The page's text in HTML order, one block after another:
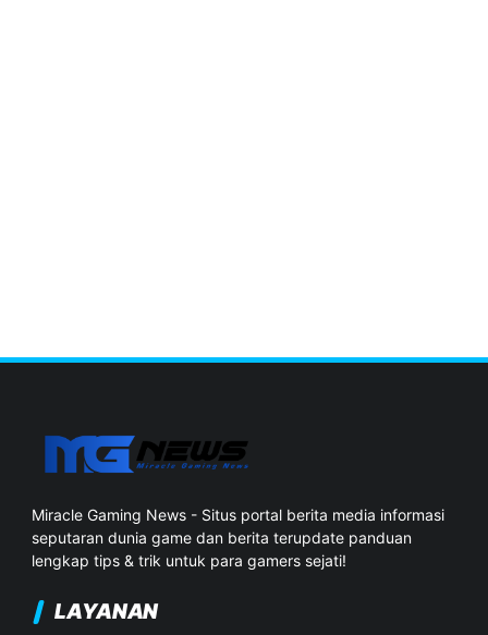
Miracle Gaming News - Situs portal berita media informasi
seputaran dunia game dan berita terupdate panduan
lengkap tips & trik untuk para gamers sejati!
LAYANAN